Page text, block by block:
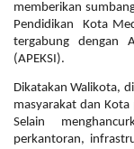
memberikan
Pendidikan Kota
tergabung dengan
(APEKSI).
Dikatakan Walikota,
masyarakat dan
Selain
perkantoran,